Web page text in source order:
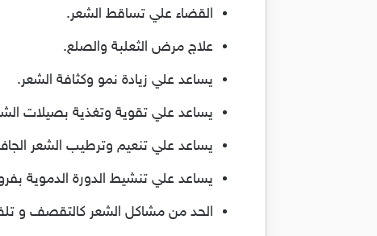
القضاء علي تساقط الشعر.
علاج مرض الثعلبة والصلع.
يساعد علي زيادة نمو وكثافة الشعر.
يساعد علي تقوية وتغذية بصيلات
يساعد علي تنعيم وترطيب الشعر
يساعد علي تنشيط الدورة الدموية
الحد من مشاكل الشعر كالتقصف و